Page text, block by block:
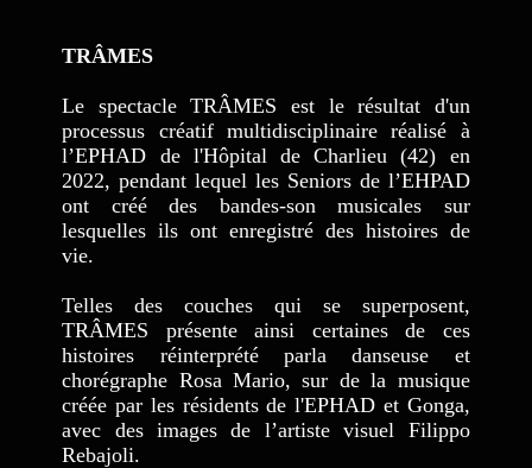
TRÂMES
Le spectacle TRÂMES est le résultat d'un
processus créatif multidisciplinaire réalisé à
l’EPHAD de l'Hôpital de Charlieu (42) en
2022, pendant lequel les Seniors de l’EHPAD
ont créé des bandes-son musicales sur
lesquelles ils ont enregistré des histoires de
vie.
Telles des couches qui se superposent,
TRÂMES présente ainsi certaines de ces
histoires réinterprété parla danseuse et
chorégraphe Rosa Mario, sur de la musique
créée par les résidents de l'EPHAD et Gonga,
avec des images de l’artiste visuel Filippo
Rebajoli.